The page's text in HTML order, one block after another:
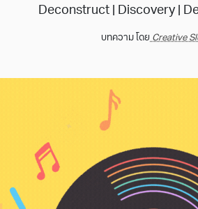
Deconstruct | Discovery |
บทความ โดย Creative